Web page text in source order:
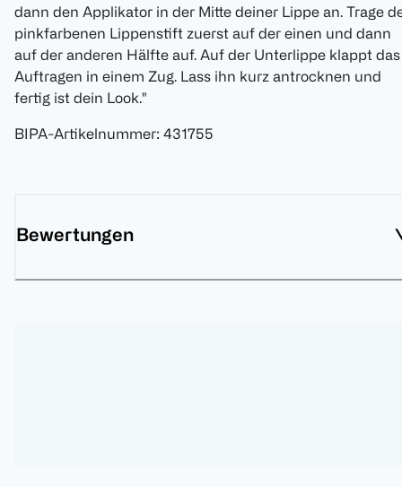
dann den Applikator in der Mitte deiner Lippe an. Trage
pinkfarbenen Lippenstift zuerst auf der einen und dann
auf der anderen Hälfte auf. Auf der Unterlippe klappt das
Auftragen in einem Zug. Lass ihn kurz antrocknen und
fertig ist dein Look."
BIPA-Artikelnummer: 431755
Bewertungen